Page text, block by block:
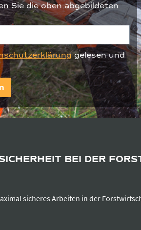
Sie die oben abgebildeten
gelesen und
BEI DER
sicheres Arbeiten in der